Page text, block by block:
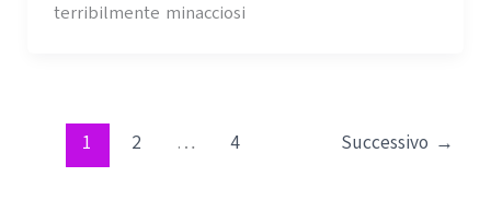
terribilmente minacciosi
1 2 … 4 Successivo →